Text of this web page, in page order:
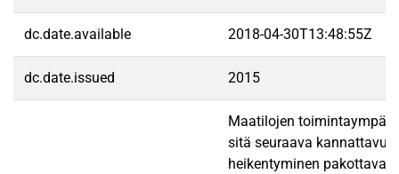
dc.date.available 2018-04-30T13:48:55Z
dc.date.issued 2015
Maatilojen
sitä seuraava
heikentyminen pakottavat